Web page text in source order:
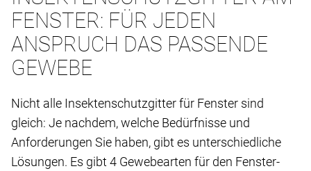
FENSTER: FÜR JEDEN
ANSPRUCH DAS PASSENDE
GEWEBE
Nicht alle Insektenschutzgitter für Fenster sind
gleich: Je nachdem, welche Bedürfnisse und
Anforderungen Sie haben, gibt es unterschiedliche
Lösungen. Es gibt 4 Gewebearten für den Fenster-